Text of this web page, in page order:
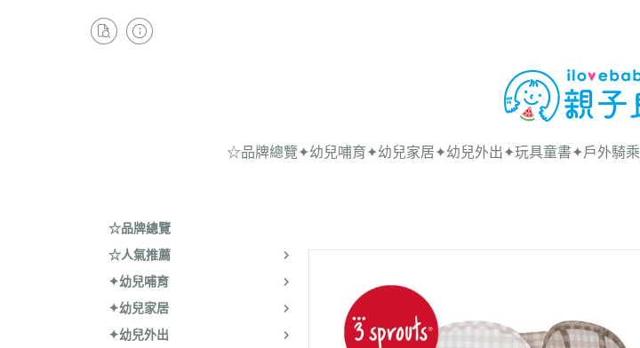
☆品牌總覽✦幼兒哺育✦幼兒家居✦幼兒外出✦玩具童書✦戶外騎乘
☆品牌總覽
☆人氣推薦
✦幼兒哺育
✦幼兒家居
✦幼兒外出